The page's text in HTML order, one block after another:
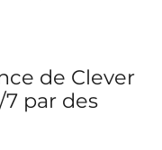
de Clever
par des